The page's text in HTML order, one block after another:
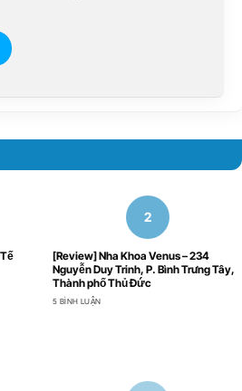
[Review] Nha Khoa Venus – 234
Nguyễn Duy Trinh, P. Bình Trưng Tây,
Thành phố Thủ Đức
5 BÌNH LUẬN